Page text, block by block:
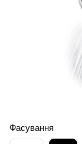
Фасування